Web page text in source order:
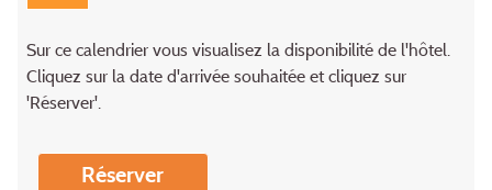
Sur ce calendrier vous visualisez la disponibilité de l'hôtel.
Cliquez sur la date d'arrivée souhaitée et cliquez sur
'Réserver'.
Réserver